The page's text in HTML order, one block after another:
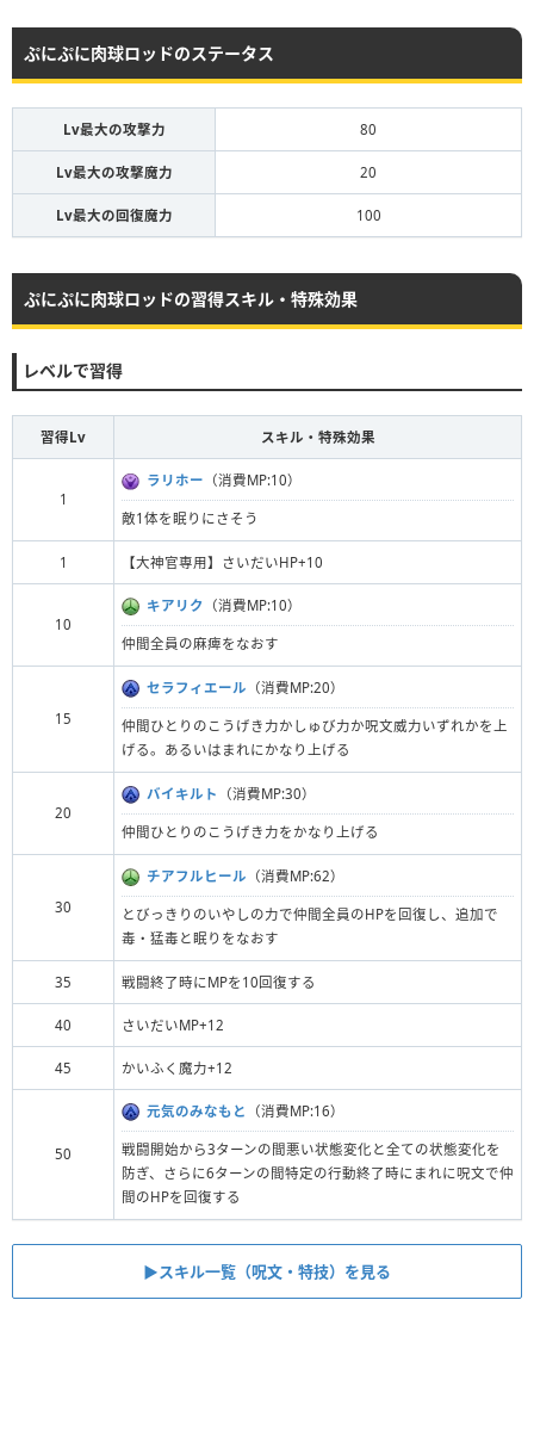
ぷにぷに肉球ロッドのステータス
Lv最大の攻撃力 80
Lv最大の攻撃魔力 20
Lv最大の回復魔力 100
ぷにぷに肉球ロッドの習得スキル・特殊効果
レベルで習得
習得Lv スキル・特殊効果
1
ラリホー （消費MP:10）
敵1体を眠りにさそう
1 【大神官専用】さいだいHP+10
10
キアリク （消費MP:10）
仲間全員の麻痺をなおす
15
セラフィエール （消費MP:20）
仲間ひとりのこうげき力かしゅび力か呪文威力いずれかを上
げる。あるいはまれにかなり上げる
20
バイキルト （消費MP:30）
仲間ひとりのこうげき力をかなり上げる
30
チアフルヒール （消費MP:62）
とびっきりのいやしの力で仲間全員のHPを回復し、追加で
毒・猛毒と眠りをなおす
35 戦闘終了時にMPを10回復する
40 さいだいMP+12
45 かいふく魔力+12
50
元気のみなもと （消費MP:16）
戦闘開始から3ターンの間悪い状態変化と全ての状態変化を
防ぎ、さらに6ターンの間特定の行動終了時にまれに呪文で仲
間のHPを回復する
▶︎スキル一覧（呪文・特技）を見る